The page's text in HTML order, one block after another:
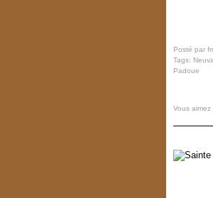
Posté par
Tags:
Padoue
Vous aimez